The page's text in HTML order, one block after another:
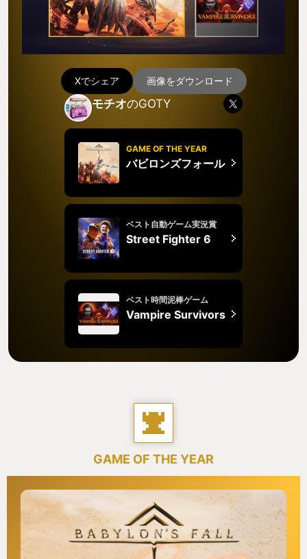
Xでシェア 画像をダウンロード
モチオのGOTY
GAME OF THE YEAR
バビロンズフォール
ベスト自動ゲーム実況賞
Street Fighter 6
ベスト時間泥棒ゲーム
Vampire Survivors
GAME OF THE YEAR